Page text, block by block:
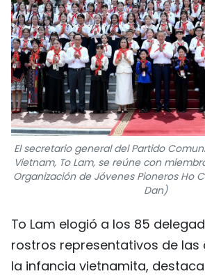
El secretario general del Partido
Vietnam, To Lam, se reúne con
Organización de Jóvenes Pioneros Ho
Dan)
To Lam elogió a los 85
rostros representativos de las
la infancia vietnamita,